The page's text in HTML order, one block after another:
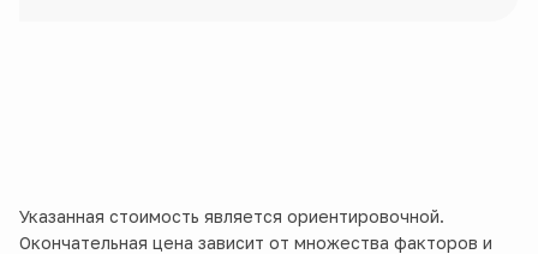
Указанная стоимость является ориентировочной.
Окончательная цена зависит от множества факторов и